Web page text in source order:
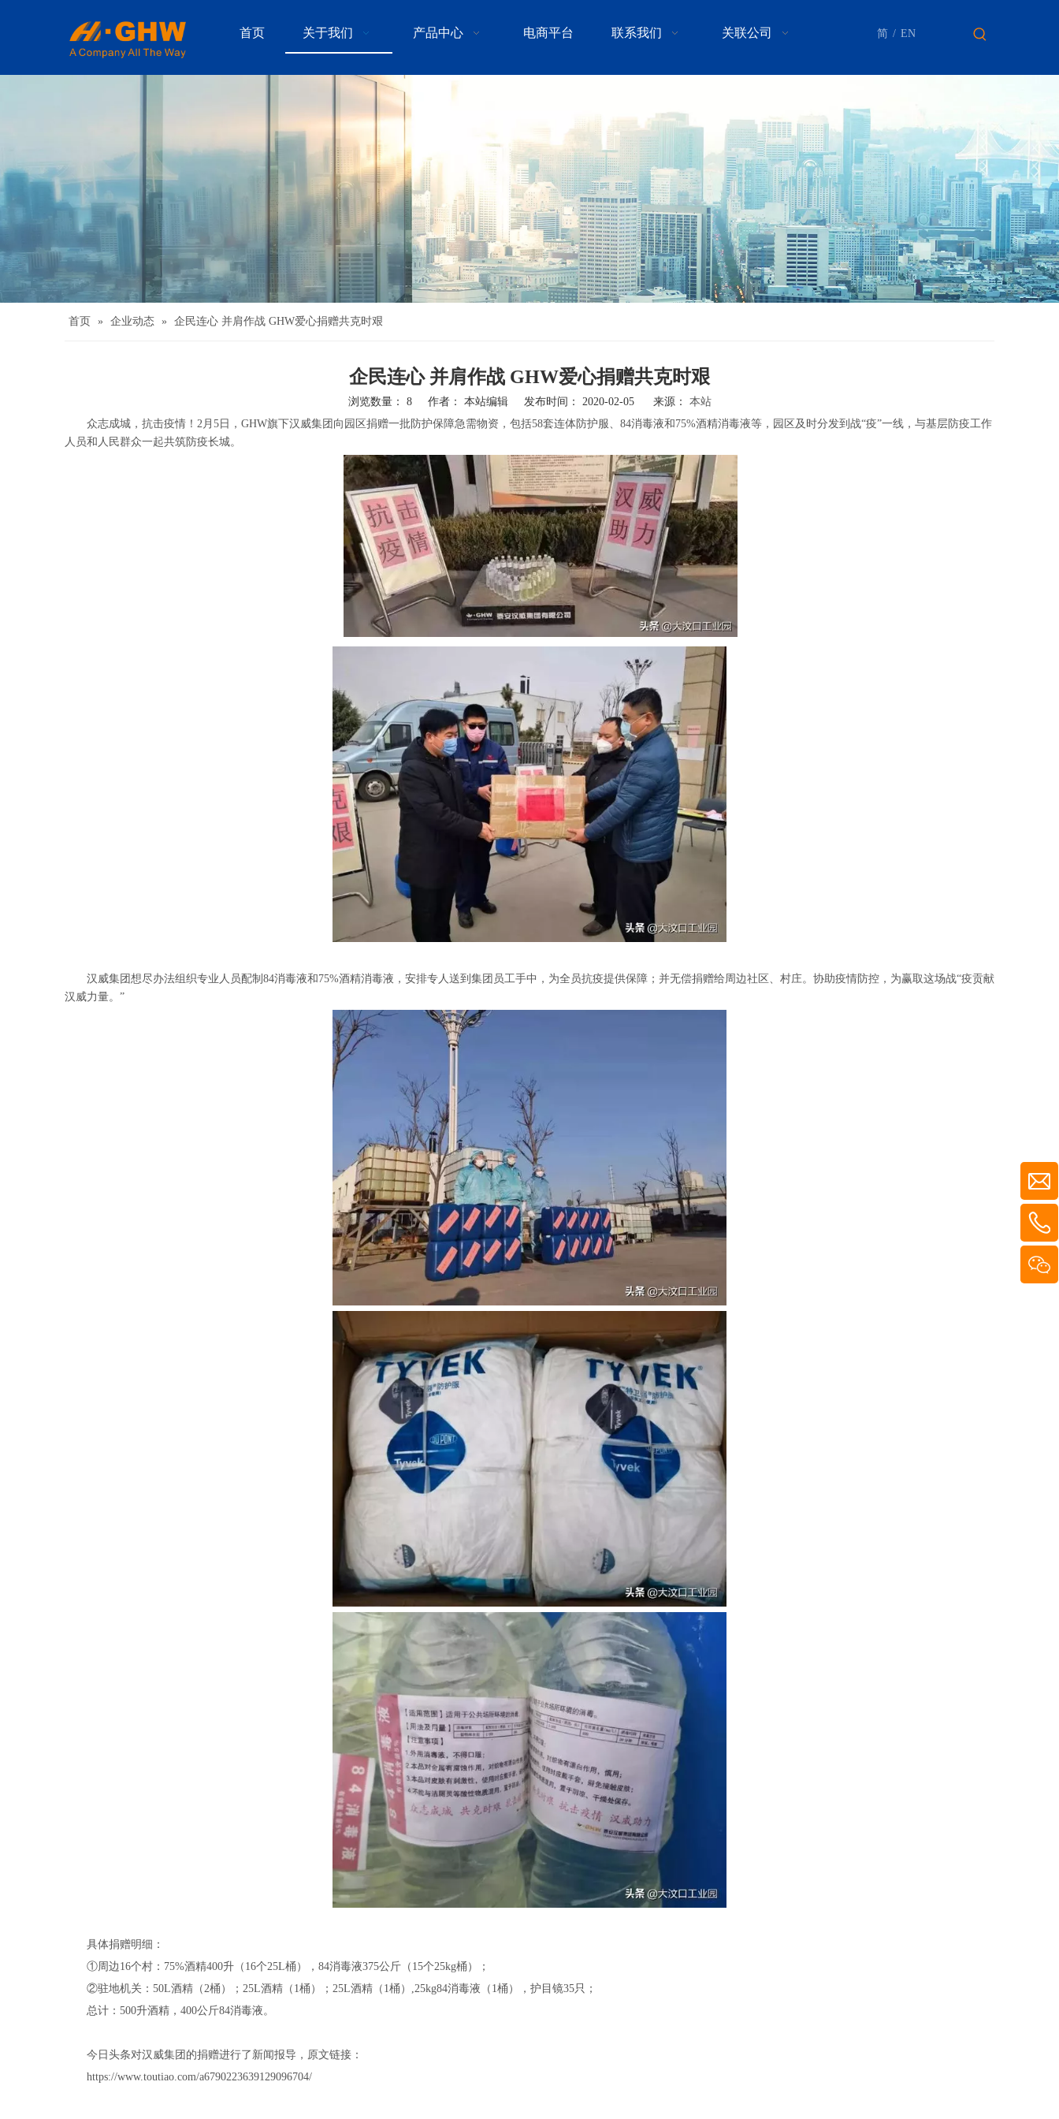
首页 关于我们 产品中心 电商平台 联系我们 关联公司 简 / EN
首页 » 企业动态 » 企民连心 并肩作战 GHW爱心捐赠共克时艰
企民连心 并肩作战 GHW爱心捐赠共克时艰
浏览数量： 8作者： 本站编辑 发布时间： 2020-02-05 来源： 本站
众志成城，抗击疫情！2月5日，GHW旗下汉威集团向园区捐赠一批防护保障急需物资，包括58套连体防护服、84消毒液和75%酒精消毒液等，园区及时分发到战“疫”一线，与基层防疫工作
人员和人民群众一起共筑防疫长城。
汉威集团想尽办法组织专业人员配制84消毒液和75%酒精消毒液，安排专人送到集团员工手中，为全员抗疫提供保障；并无偿捐赠给周边社区、村庄。协助疫情防控，为赢取这场战“疫贡献
汉威力量。”
具体捐赠明细：
①周边16个村：75%酒精400升（16个25L桶），84消毒液375公斤（15个25kg桶）；
②驻地机关：50L酒精（2桶）；25L酒精（1桶）；25L酒精（1桶）,25kg84消毒液（1桶），护目镜35只；
总计：500升酒精，400公斤84消毒液。
今日头条对汉威集团的捐赠进行了新闻报导，原文链接：
https://www.toutiao.com/a6790223639129096704/